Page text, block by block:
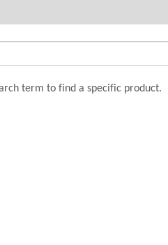
term to find a specific product.